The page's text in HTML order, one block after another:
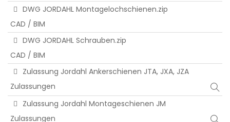
DWG JORDAHL Montagelochschienen.zip
CAD / BIM
DWG JORDAHL Schrauben.zip
CAD / BIM
Zulassung Jordahl Ankerschienen JTA, JXA, JZA
Zulassungen
Zulassung Jordahl Montageschienen JM
Zulassungen